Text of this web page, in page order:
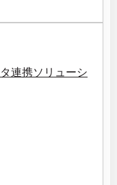
連携ソリューシ